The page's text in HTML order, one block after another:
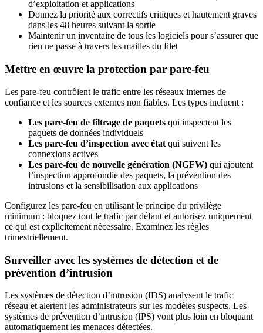
d’exploitation et applications
Donnez la priorité aux correctifs critiques et hautement graves
dans les 48 heures suivant la sortie
Maintenir un inventaire de tous les logiciels pour s’assurer que
rien ne passe à travers les mailles du filet
Mettre en œuvre la protection par pare-feu
Les pare-feu contrôlent le trafic entre les réseaux internes de
confiance et les sources externes non fiables. Les types incluent :
Les pare-feu de filtrage de paquets qui inspectent les
paquets de données individuels
Les pare-feu d’inspection avec état qui suivent les
connexions actives
Les pare-feu de nouvelle génération (NGFW) qui ajoutent
l’inspection approfondie des paquets, la prévention des
intrusions et la sensibilisation aux applications
Configurez les pare-feu en utilisant le principe du privilège
minimum : bloquez tout le trafic par défaut et autorisez uniquement
ce qui est explicitement nécessaire. Examinez les règles
trimestriellement.
Surveiller avec les systèmes de détection et de
prévention d’intrusion
Les systèmes de détection d’intrusion (IDS) analysent le trafic
réseau et alertent les administrateurs sur les modèles suspects. Les
systèmes de prévention d’intrusion (IPS) vont plus loin en bloquant
automatiquement les menaces détectées.